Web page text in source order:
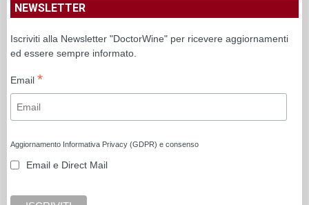
NEWSLETTER
Iscriviti alla Newsletter "DoctorWine" per ricevere aggiornamenti
ed essere sempre informato.
Email *
Aggiornamento Informativa Privacy (GDPR) e consenso
Email e Direct Mail